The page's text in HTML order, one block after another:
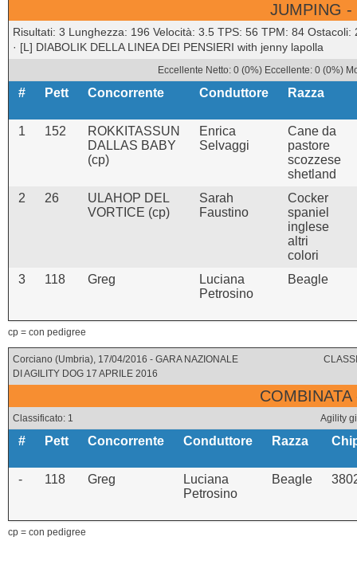
JUMPING -
Risultati: 3 Lunghezza: 196 Velocità: 3.5 TPS: 56 TPM: 84 Ostacoli:
· [L] DIABOLIK DELLA LINEA DEI PENSIERI with jenny lapolla
Eccellente Netto: 0 (0%) Eccellente: 0 (0%)
# Pett Concorrente Conduttore Razza
1 152
ROKKITASSUN
DALLAS BABY
(cp)
Enrica
Selvaggi
Cane da
pastore
scozzese
shetland
2
26
ULAHOP DEL
VORTICE (cp)
Sarah
Faustino
Cocker
spaniel
inglese
altri
colori
3
118 Greg
Luciana
Petrosino
Beagle
cp = con pedigree
Corciano (Umbria), 17/04/2016 - GARA NAZIONALE
DI AGILITY DOG 17 APRILE 2016
Classificato: 1 Agility
# Pett Concorrente Conduttore Razza
- 118 Greg
Luciana
Petrosino
Beagle
cp = con pedigree